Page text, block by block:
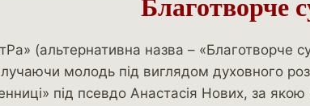
(альтернативна назва – «Благотворче
молодь під виглядом духовного
під псевдо Анастасія Нових, за